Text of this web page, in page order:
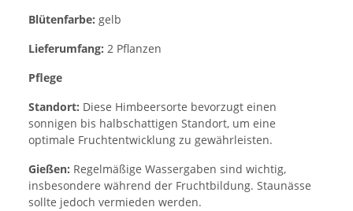
Blütenfarbe: gelb
Lieferumfang: 2 Pflanzen
Pflege
Standort: Diese Himbeersorte bevorzugt einen
sonnigen bis halbschattigen Standort, um eine
optimale Fruchtentwicklung zu gewährleisten.
Gießen: Regelmäßige Wassergaben sind wichtig,
insbesondere während der Fruchtbildung. Staunässe
sollte jedoch vermieden werden.